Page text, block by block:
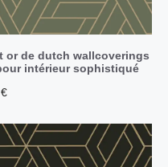
or de dutch wallcoverings
intérieur sophistiqué
€